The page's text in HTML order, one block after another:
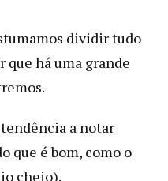
dividir tudo
que há uma grande
tendência a notar
que é bom, como o
cheio).